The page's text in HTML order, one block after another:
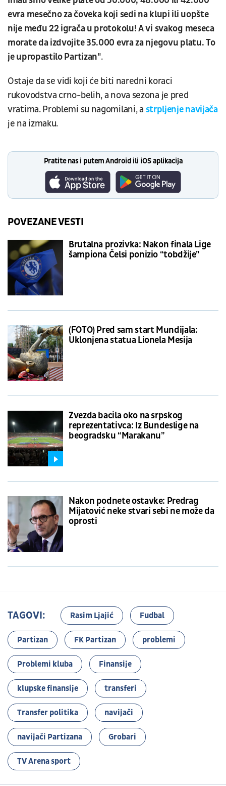
evra mesečno za čoveka koji sedi na klupi ili uopšte
nije među 22 igrača u protokolu! A vi svakog meseca
morate da izdvojite 35.000 evra za njegovu platu. To
je upropastilo Partizan".
Ostaje da se vidi koji će biti naredni koraci
rukovodstva crno-belih, a nova sezona je pred
vratima. Problemi su nagomilani, a strpljenje navijača
je na izmaku.
Pratite nas i putem Android ili iOS aplikacija
POVEZANE VESTI
Brutalna prozivka: Nakon finala Lige
šampiona Čelsi ponizio “tobdžije”
(FOTO) Pred sam start Mundijala:
Uklonjena statua Lionela Mesija
Zvezda bacila oko na srpskog
reprezentativca: Iz Bundeslige na
beogradsku “Marakanu”
Nakon podnete ostavke: Predrag
Mijatović neke stvari sebi ne može da
oprosti
TAGOVI: Rasim Ljajić Fudbal
Partizan FK Partizan problemi
Problemi kluba Finansije
klupske finansije transferi
Transfer politika navijači
navijači Partizana Grobari
TV Arena sport